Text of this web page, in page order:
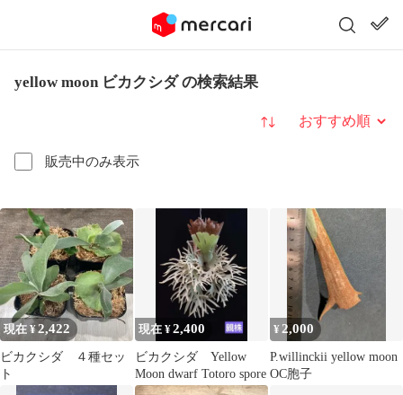
yellow moon ビカクシダ の検索結果
販売中のみ表示
並び替え
現在 ¥2,422
ビカクシダ ４種セッ
ト
現在 ¥2,400
ビカクシダ Yellow
Moon dwarf Totoro spore
¥ 2,000
P.willinckii yellow moon
OC胞子